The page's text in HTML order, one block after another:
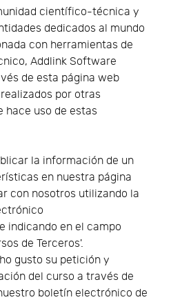
científico-técnica y
dedicados al mundo
con herramientas de
Addlink Software
de esta página web
por otras
hace uso de estas
la información de un
en nuestra página
con nosotros utilizando la
indicando en el campo
de Terceros'.
gusto su petición y
del curso a través de
boletín electrónico de